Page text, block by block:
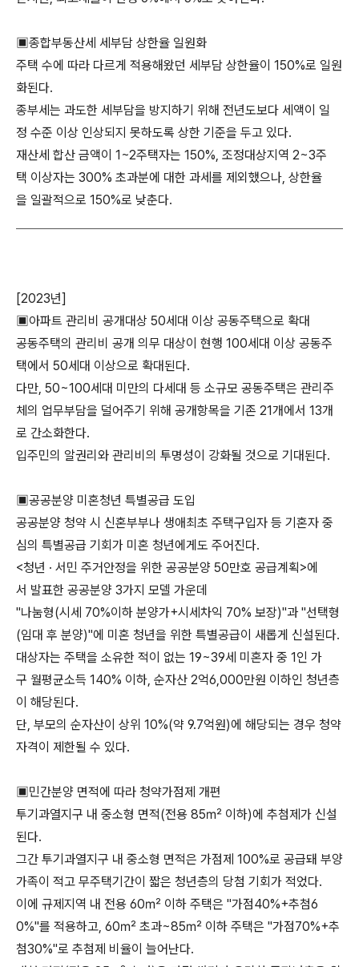
▣종합부동산세 세부담 상한율 일원화
주택 수에 따라 다르게 적용해왔던 세부담 상한율이 150%로 일원
화된다.
종부세는 과도한 세부담을 방지하기 위해 전년도보다 세액이 일
정 수준 이상 인상되지 못하도록 상한 기준을 두고 있다.
재산세 합산 금액이 1~2주택자는 150%, 조정대상지역 2~3주
택 이상자는 300% 초과분에 대한 과세를 제외했으나, 상한율
을 일괄적으로 150%로 낮춘다.
[2023년]
▣아파트 관리비 공개대상 50세대 이상 공동주택으로 확대
공동주택의 관리비 공개 의무 대상이 현행 100세대 이상 공동주
택에서 50세대 이상으로 확대된다.
다만, 50~100세대 미만의 다세대 등 소규모 공동주택은 관리주
체의 업무부담을 덜어주기 위해 공개항목을 기존 21개에서 13개
로 간소화한다.
입주민의 알권리와 관리비의 투명성이 강화될 것으로 기대된다.
▣공공분양 미혼청년 특별공급 도입
공공분양 청약 시 신혼부부나 생애최초 주택구입자 등 기혼자 중
심의 특별공급 기회가 미혼 청년에게도 주어진다.
<청년 · 서민 주거안정을 위한 공공분양 50만호 공급계획>에
서 발표한 공공분양 3가지 모델 가운데
"나눔형(시세 70%이하 분양가+시세차익 70% 보장)"과 "선택형
(임대 후 분양)"에 미혼 청년을 위한 특별공급이 새롭게 신설된다.
대상자는 주택을 소유한 적이 없는 19~39세 미혼자 중 1인 가
구 월평균소득 140% 이하, 순자산 2억6,000만원 이하인 청년층
이 해당된다.
단, 부모의 순자산이 상위 10%(약 9.7억원)에 해당되는 경우 청약
자격이 제한될 수 있다.
▣민간분양 면적에 따라 청약가점제 개편
투기과열지구 내 중소형 면적(전용 85㎡ 이하)에 추첨제가 신설
된다.
그간 투기과열지구 내 중소형 면적은 가점제 100%로 공급돼 부양
가족이 적고 무주택기간이 짧은 청년층의 당첨 기회가 적었다.
이에 규제지역 내 전용 60㎡ 이하 주택은 "가점40%+추첨6
0%"를 적용하고, 60㎡ 초과~85㎡ 이하 주택은 "가점70%+추
첨30%"로 추첨제 비율이 늘어난다.